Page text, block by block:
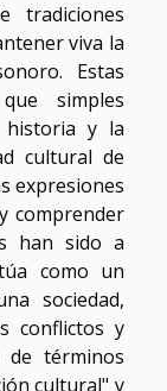
tradiciones
viva la
Estas
simples
historia y la
cultural de
expresiones
comprender
han sido a
como un
sociedad,
conflictos y
de términos
cultural" y